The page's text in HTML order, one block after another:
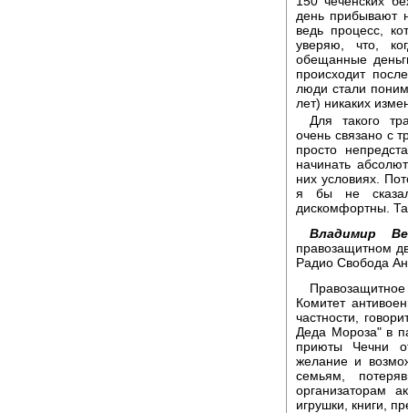
день прибывают
ведь процесс,
уверяю, что,
обещанные
происходит
люди стали
лет) никаких
Для такого
очень связано с
просто
начинать
них условиях.
я бы не
дискомфортны.
Владимир
правозащитном
Радио Свобода
Комитет
частности,
Деда Мороза" в
приюты Чечни
желание и
семьям,
организаторам
игрушки, книги,